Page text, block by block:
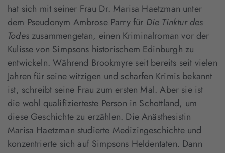
hat sich mit seiner Frau Dr. Marisa Haetzman unter
dem Pseudonym Ambrose Parry für Die Tinktur des
Todeszusammengetan, einen Kriminalroman vor der
Kulisse von Simpsons historischem Edinburgh zu
entwickeln. Während Brookmyre seit bereits seit vielen
Jahren für seine witzigen und scharfen Krimis bekannt
ist, schreibt seine Frau zum ersten Mal. Aber sie ist
die wohl qualifizierteste Person in Schottland, um
diese Geschichte zu erzählen. Die Anästhesistin
Marisa Haetzman studierte Medizingeschichte und
konzentrierte sich auf Simpsons Heldentaten. Dann